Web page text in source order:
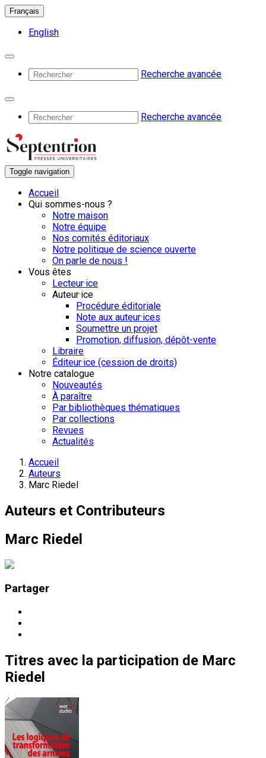
Français
English
Recherche avancée
Recherche avancée
Toggle navigation
Accueil
Qui sommes-nous ?
Notre maison
Notre équipe
Nos comités éditoriaux
Notre politique de science ouverte
On parle de nous !
Vous êtes
Lecteur·ice
Auteur·ice
Procédure éditoriale
Note aux auteur·ices
Soumettre un projet
Promotion, diffusion, dépôt-vente
Libraire
Éditeur·ice (cession de droits)
Notre catalogue
Nouveautés
À paraître
Par bibliothèques thématiques
Par collections
Revues
Actualités
Accueil
Auteurs
Marc Riedel
Auteurs et Contributeurs
Marc Riedel
Partager
Titres avec la participation de Marc
Riedel